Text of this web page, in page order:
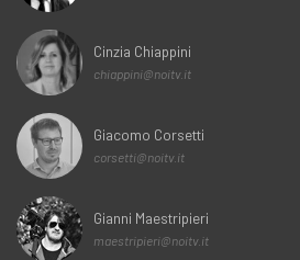
Cinzia Chiappini
chiappini@noitv.it
Giacomo Corsetti
corsetti@noitv.it
Gianni Maestripieri
maestripieri@noitv.it